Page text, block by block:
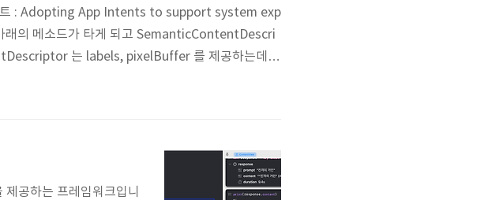
: Adopting App Intents to support system exp
래의 메소드가 타게 되고 SemanticContentDescri
는 labels, pixelBuffer 를 제공하는데 la
. (예를들어 스콘을 이미지 검색하면 bread 도 아니
공하는 프레임워크입니